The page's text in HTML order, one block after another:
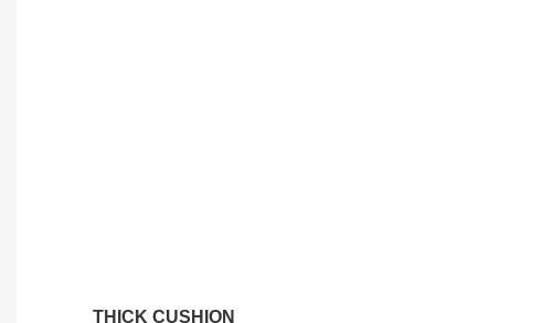
THICK CUSHION